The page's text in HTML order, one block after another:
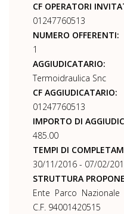
CF OPERATORI
01247760513
NUMERO OFFERENTI:
1
AGGIUDICATARIO:
Termoidraulica Snc
CF AGGIUDICATARIO:
01247760513
IMPORTO DI
485.00
TEMPI DI
30/11/2016 - 07/02/
STRUTTURA
Ente Parco
C.F. 94001420515